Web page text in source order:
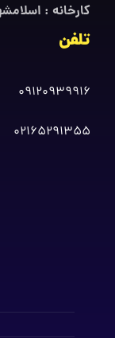
کارخانه :
تلفن
09120939916
02165291355